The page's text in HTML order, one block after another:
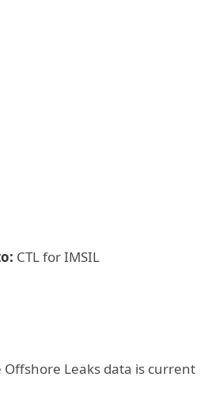
CTL for IMSIL
Offshore Leaks data is current